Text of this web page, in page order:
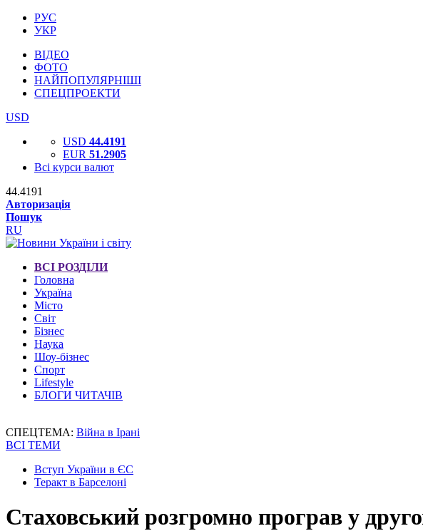
РУС
УКР
ВІДЕО
ФОТО
НАЙПОПУЛЯРНІШІ
СПЕЦПРОЕКТИ
USD
USD 44.4191
EUR 51.2905
Всі курси валют
44.4191
Авторизація
Пошук
RU
ВСІ РОЗДІЛИ
Головна
Україна
Місто
Світ
Бізнес
Наука
Шоу-бізнес
Спорт
Lifestyle
БЛОГИ ЧИТАЧІВ
СПЕЦТЕМА: Війна в Ірані
ВСІ ТЕМИ
Вступ України в ЄС
Теракт в Барселоні
Стаховський розгромно програв у